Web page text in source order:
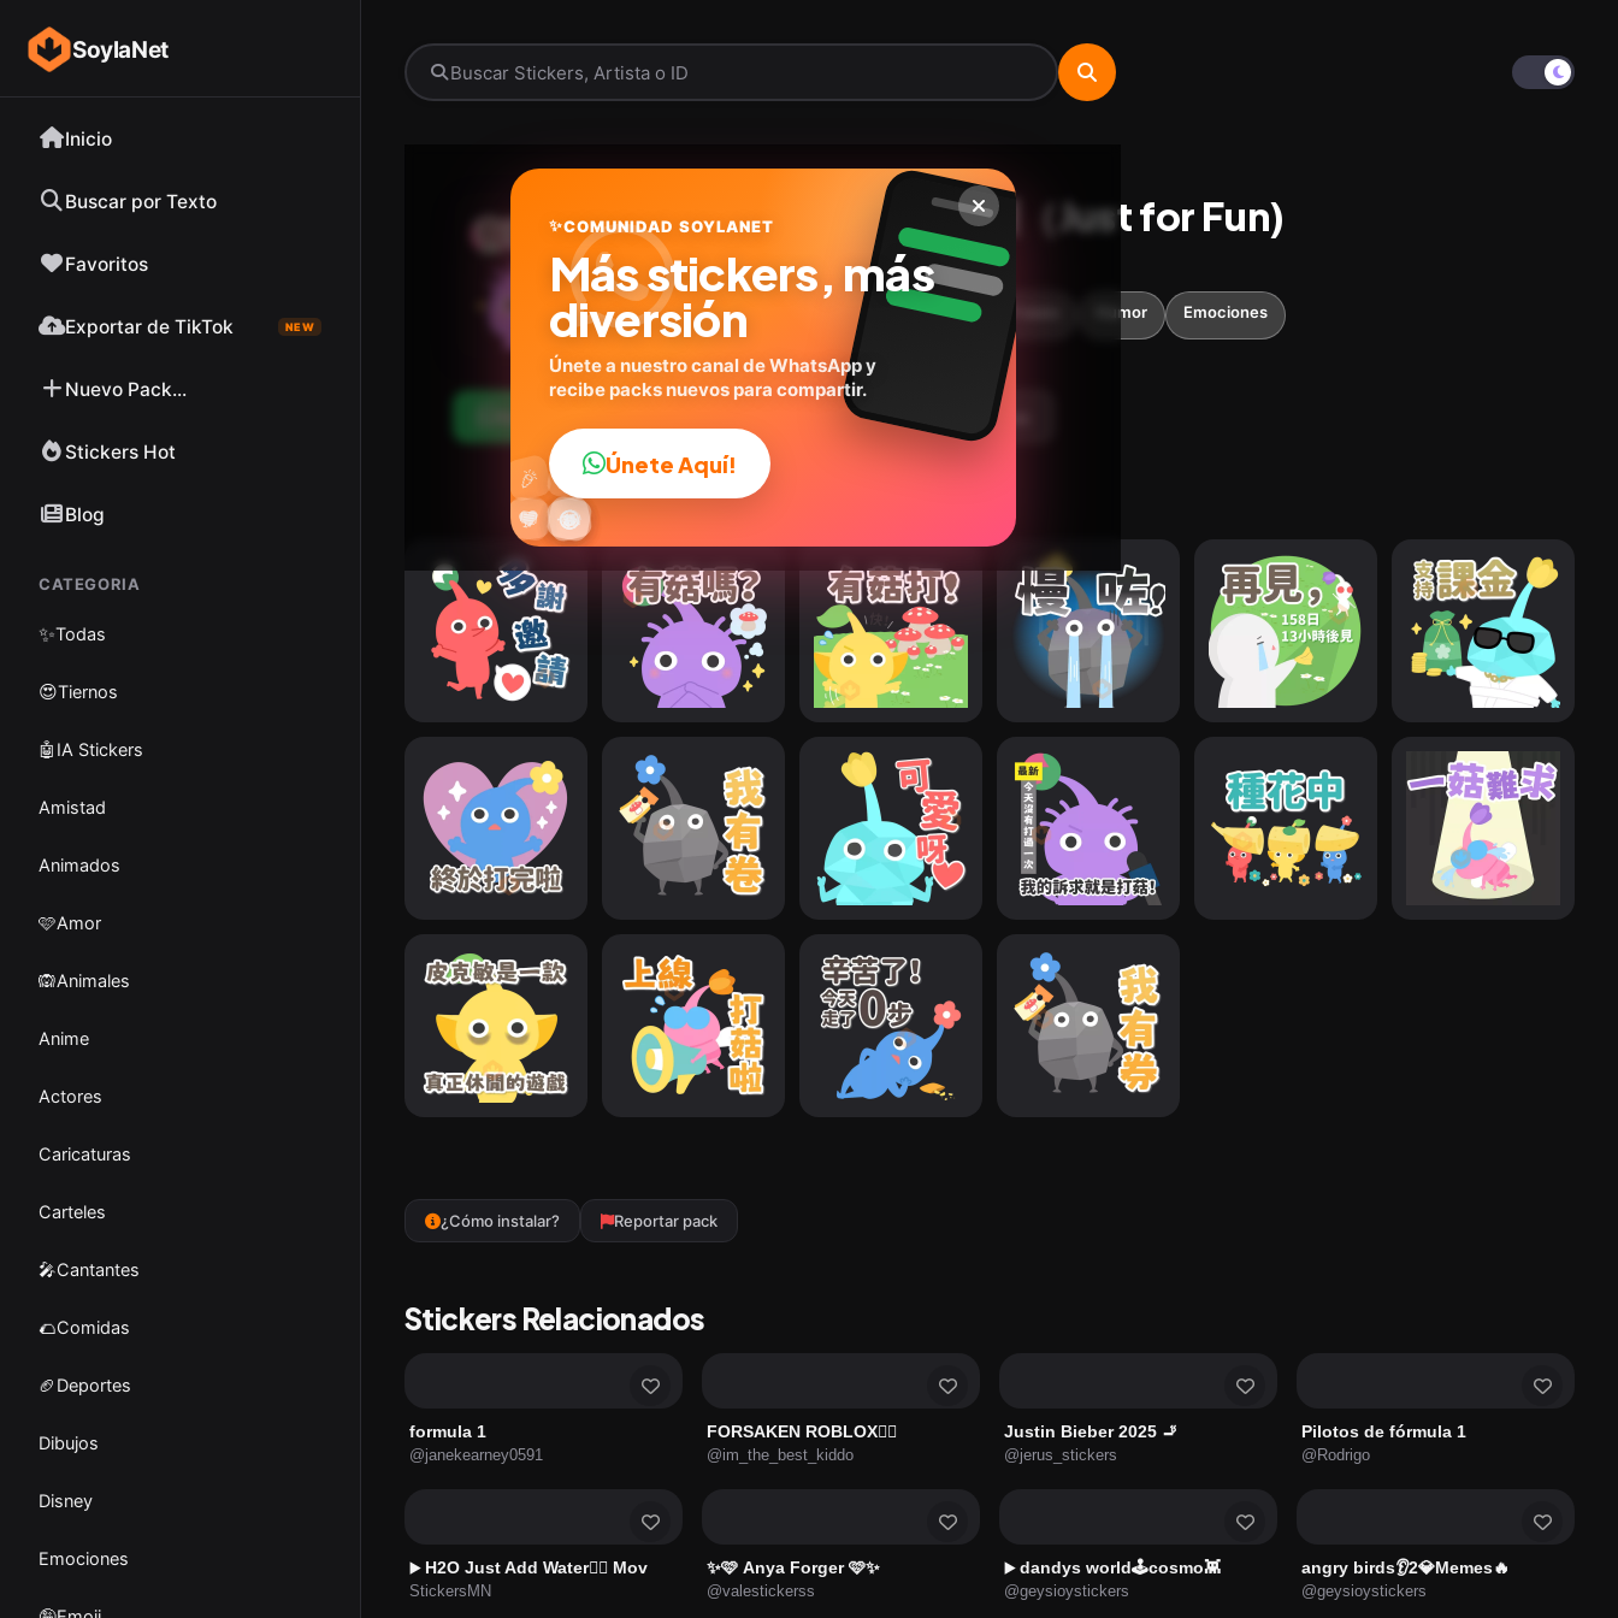
SoylaNet
Inicio
Buscar por Texto
Favoritos
Exportar de TikTok NEW
Nuevo Pack...
Stickers Hot
Blog
CATEGORIA
✨Todas
😍Tiernos
🤖IA Stickers
Amistad
Animados
🩷Amor
🙉Animales
Anime
Actores
Caricaturas
Carteles
🎤Cantantes
🌮Comidas
🏈Deportes
Dibujos
Disney
Emociones
Pikmin 皮克敏玩家自製（Just for Fun)
Social More Lab
16stickers Expresiones Humor Emociones
Agregar a favoritos
¿Cómo instalar? Reportar pack
Stickers Relacionados
formula 1
@janekearney0591
FORSAKEN ROBLOX❤️‍🔥
@im_the_best_kiddo
Justin Bieber 2025 🚬
@jerus_stickers
Pilotos de fórmula 1
@Rodrigo
▶️ H2O Just Add Water🧜‍♀️ Mov
StickersMN
✨🩷 Anya Forger 🩷✨
@valestickerss
▶️ dandys world🕹️cosmo👾
@geysioystickers
angry birds👂2💎Memes🔥
@geysioystickers
😎
😂
🔥
💬
❤️ ✨
🤩
😜
🎉 👍
✨COMUNIDAD SOYLANET
Más stickers, más
diversión
Únete a nuestro canal de WhatsApp y
recibe packs nuevos para compartir.
Únete Aquí!